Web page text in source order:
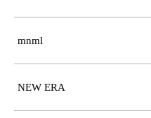
mnml
NEW ERA